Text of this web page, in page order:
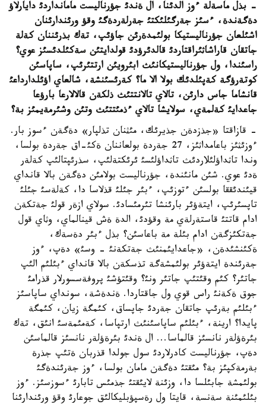
- بذل ماسةلة ءوز الدئنا، ال ةندئ جؤرناليست مامانداردئ دايارلاؤ
دةگةندة، ءسئز جةرگئلئكتئ جةرلةردةگئ وقؤ ورئندارئنان
اشئلعان جؤرناليستيكا بولئمدةرئن جاؤئپ، تةك بذرئننان كةلة
جاتقان قاراشاثئراقتاردئ قالدئرؤدئ قولدايتئن سةكئلدئسئز عوي؟
راسئندا، ول جؤرناليستيكانئث ابئرويئن ارتتئرئپ، ساپاسئن
كوتةرؤگة كةپئلدئك بولا الا ما؟ كةرئسئنشة، شالعاي اؤئلدارداعئ
قانشاما جاس دارئن، تالاي تالانتتئث ذلكةن قالالارعا بارؤعا
جاعدايئ كةلمةي، سولايشا تالاي ءذمئتتئث وتئن وشئرمةيمئز بة؟
- قازاقتا «جذزدةن جذيرئك، مئثنان تذلپار» دةگةن ءسوز بار.
ءوزئثئز باعامداثئز، 27 جةردة بولعاننان ةكئ-اق جةردة بولسا،
وندا تاثداؤلئلاردئث تاثداؤلئسئ ئرئكتةلئپ، سذرئپتالئپ كةلةر
ةدئ عوي. شئن مانئندة، جؤرناليست بولامئن دةگةن بالا قانداي
قيئندئققا بولسئن ءتوزئپ، ءبئر جئلئ قذلاسا دا، كةلةسئ جئلئ
تاپسئرئپ، ايتةؤئر بارئنشا تئرمئسادئ. سولاي ازةر قولئ جةتكةن
ادام قاتتئ قاستةرلةي مة وقؤدئ، الدة ةش قينالماي، وثاي قول
جةتكئزگةن ادام بئلة مة باعاسئن؟ بذل ءبئر دةسةك،
ةكئنشئدةن، «جاعدايئمنئث جةتكةنئ - وسئ» دةپ، ءوز
جةرئندة ايتةؤئر بولئمشةگة تذسكةن بالا قانداي ءبئلئم الئپ
جاتئر؟ كئم وقئتئپ جاتئر ونئ؟ وقئتؤشئ پروفةسسورلار قذرامئ
جوق ةكةنئ راس قوي ول جاقتاردا. ةندةشة، سونداي ساپاسئز
ءبئلئم بةرئپ جاتقان جةردئ جاپساق، كئمگة زيان، كئمگة
پايدا؟ ارينة، ءبئلئم ساپاسئنئث ارتپاسا، كةمئمةسئ انئق، تةك
بئرةؤلةر نانسئز قالماسا... ال ةندئ بئرةؤلةر نانسئز قالماسئن
دةپ، جؤرناليست كادرلاردئ سول جولدا قذربان ةتئپ جذرة
بةرمةكپئز بة؟ مئقتئ دةگةن مامان بولسا، ءوز جةرئندةگئ
بولئمشة جابئلسا دا، وزئنة لايئقتئ جذمئس تابارئ ءسوزسئز. ءوز
بئلئمئنة سةنسة، قايتا ول رةسپؤبليكالئق جوعارئ وقؤ ورئندارئنا